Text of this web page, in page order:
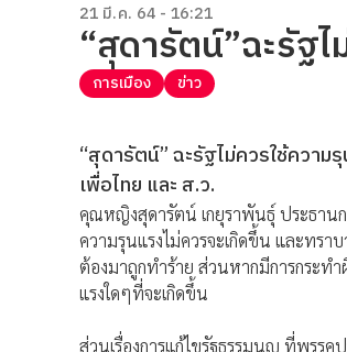
21 มี.ค. 64 - 16:21
“สุดารัตน์”ฉะรัฐ
การเมือง ข่าว
“สุดารัตน์” ฉะรัฐไม่ควรใช้ควา
เพื่อไทย และ ส.ว.
คุณหญิงสุดารัตน์ เกยุราพันธุ์ ประธาน
ความรุนแรงไม่ควรจะเกิดขึ้น และทร
ต้องมาถูกทำร้าย ส่วนหากมีการกระ
แรงใดๆที่จะเกิดขึ้น
ส่วนเรื่องการแก้ไขรัฐธรรมนูญ ที่พรรค